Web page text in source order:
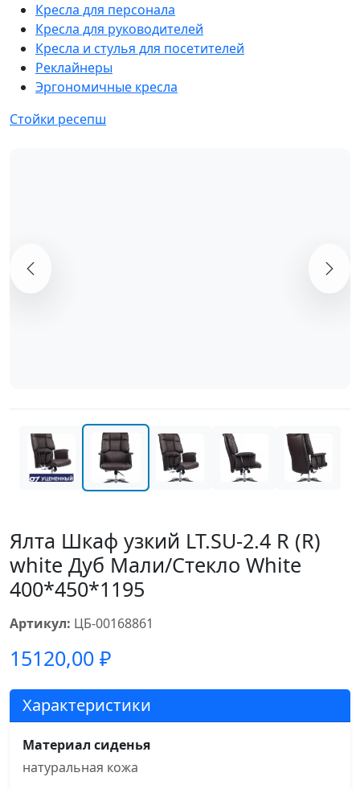
Кресла для персонала
Кресла для руководителей
Кресла и стулья для посетителей
Реклайнеры
Эргономичные кресла
Стойки ресепш
Ялта Шкаф узкий LT.SU-2.4 R (R)
white Дуб Мали/Стекло White
400*450*1195
Артикул: ЦБ-00168861
15120,00 ₽
Характеристики
Материал сиденья
натуральная кожа